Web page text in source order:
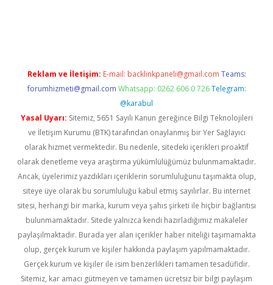
Reklam ve İletişim: E-mail: backlinkpaneli@gmail.com Teams:
forumhizmeti@gmail.com Whatsapp: 0262 606 0 726 Telegram:
@karabul
Yasal Uyarı: Sitemiz, 5651 Sayılı Kanun gereğince Bilgi Teknolojileri
ve İletişim Kurumu (BTK) tarafından onaylanmış bir Yer Sağlayıcı
olarak hizmet vermektedir. Bu nedenle, sitedeki içerikleri proaktif
olarak denetleme veya araştırma yükümlülüğümüz bulunmamaktadır.
Ancak, üyelerimiz yazdıkları içeriklerin sorumluluğunu taşımakta olup,
siteye üye olarak bu sorumluluğu kabul etmiş sayılırlar. Bu internet
sitesi, herhangi bir marka, kurum veya şahıs şirketi ile hiçbir bağlantısı
bulunmamaktadır. Sitede yalnızca kendi hazırladığımız makaleler
paylaşılmaktadır. Burada yer alan içerikler haber niteliği taşımamakta
olup, gerçek kurum ve kişiler hakkında paylaşım yapılmamaktadır.
Gerçek kurum ve kişiler ile isim benzerlikleri tamamen tesadüfidir.
Sitemiz, kar amacı gütmeyen ve tamamen ücretsiz bir bilgi paylaşım